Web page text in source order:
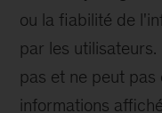
ou la fiabilité de
par les
pas et ne peut pas
informations